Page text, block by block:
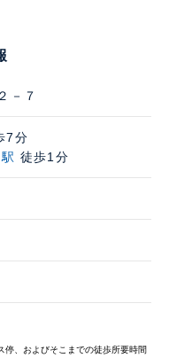
－７
7分
徒歩1分
停、およびそこまでの徒歩所要時間